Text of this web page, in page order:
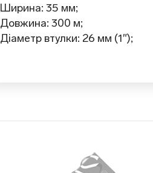
Ширина: 35 мм;
Довжина: 300 м;
Діаметр втулки: 26 мм (1″);